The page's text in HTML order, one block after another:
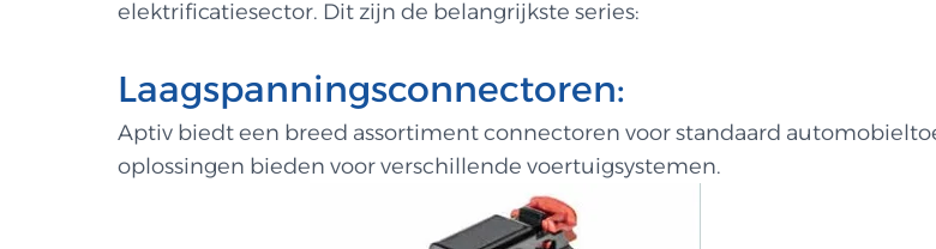
elektrificatiesector. Dit zijn de belangrijkste series:
Laagspanningsconnectoren:
Aptiv biedt een breed assortiment connectoren voor standaard
oplossingen bieden voor verschillende voertuigsystemen.